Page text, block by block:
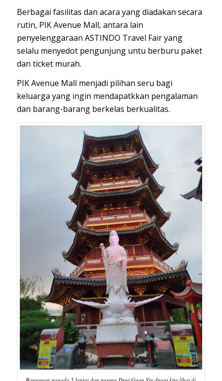
Berbagai fasilitas dan acara yang diadakan secara
rutin, PIK Avenue Mall, antara lain
penyelenggaraan ASTINDO Travel Fair yang
selalu menyedot pengunjung untu berburu paket
dan ticket murah.
PIK Avenue Mall menjadi pilihan seru bagi
keluarga yang ingin mendapatkkan pengalaman
dan barang-barang berkelas berkualitas.